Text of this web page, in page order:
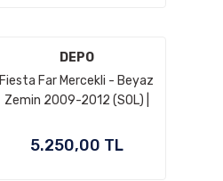
DEPO
Fiesta Far Mercekli - Beyaz
Zemin 2009-2012 (SOL) |
5.250,00 TL